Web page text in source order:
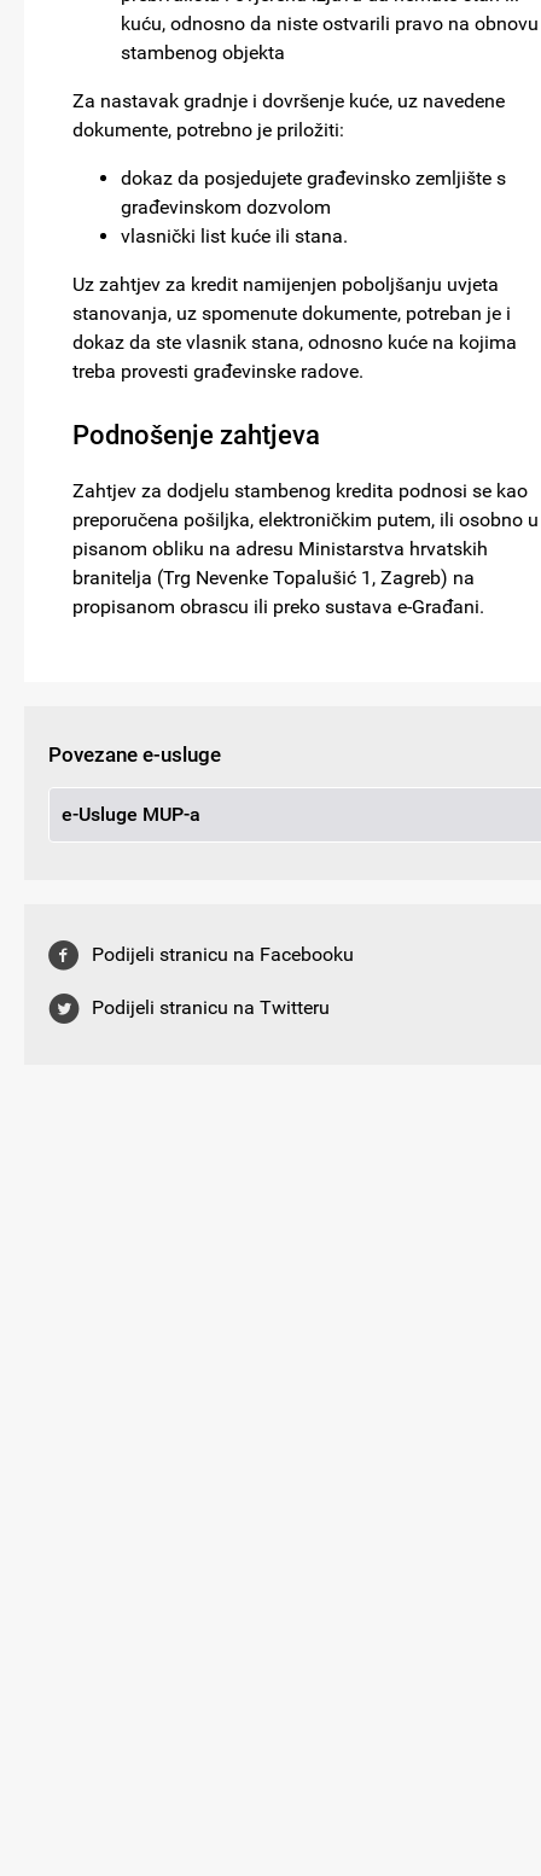
kuću, odnosno da niste ostvarili pravo na obnovu
stambenog objekta
Za nastavak gradnje i dovršenje kuće, uz navedene
dokumente, potrebno je priložiti:
dokaz da posjedujete građevinsko zemljište s
građevinskom dozvolom
vlasnički list kuće ili stana.
Uz zahtjev za kredit namijenjen poboljšanju uvjeta
stanovanja, uz spomenute dokumente, potreban je i
dokaz da ste vlasnik stana, odnosno kuće na kojima
treba provesti građevinske radove.
Podnošenje zahtjeva
Zahtjev za dodjelu stambenog kredita podnosi se kao
preporučena pošiljka, elektroničkim putem, ili osobno u
pisanom obliku na adresu Ministarstva hrvatskih
branitelja (Trg Nevenke Topalušić 1, Zagreb) na
propisanom obrascu ili preko sustava e-Građani.
Povezane e-usluge
e-Usluge MUP-a
Podijeli stranicu na Facebooku
Podijeli stranicu na Twitteru